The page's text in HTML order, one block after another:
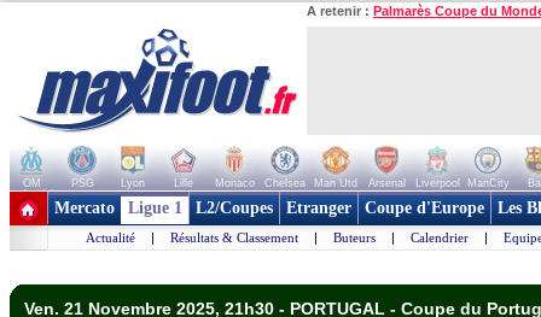
A retenir : Palmarès Coupe du
OM PSG Lyon Lille Monaco Chelsea Man Utd Arsenal Liverpool ManCity
+ de clubs
Mercato Ligue 1 L2/Coupes Etranger Coupe d'Europe Les
Actualité | Résultats & Classement | Buteurs | Calendrier |
Ven. 21 Novembre 2025, 21h30 - PORTUGAL - Coupe du